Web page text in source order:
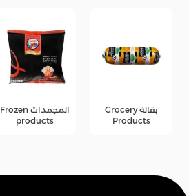
بقالة Grocery
Products
المجمدات Frozen
products